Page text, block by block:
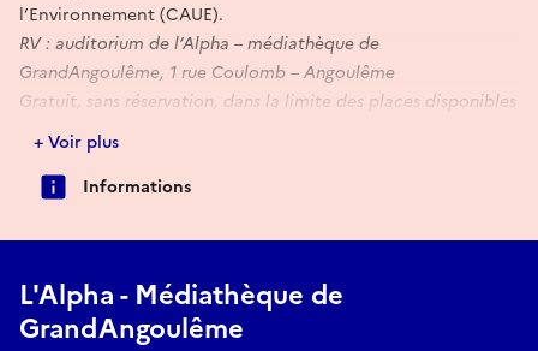
l’Environnement (CAUE).
RV : auditorium de l’Alpha – médiathèque de
GrandAngoulême, 1 rue Coulomb – Angoulême
Gratuit, sans réservation, dans la limite des places disponibles
Renseignements : Pays d’art et d’histoire 05 86 07 20 48
+ Voir plus
Informations
L'Alpha - Médiathèque de
GrandAngoulême